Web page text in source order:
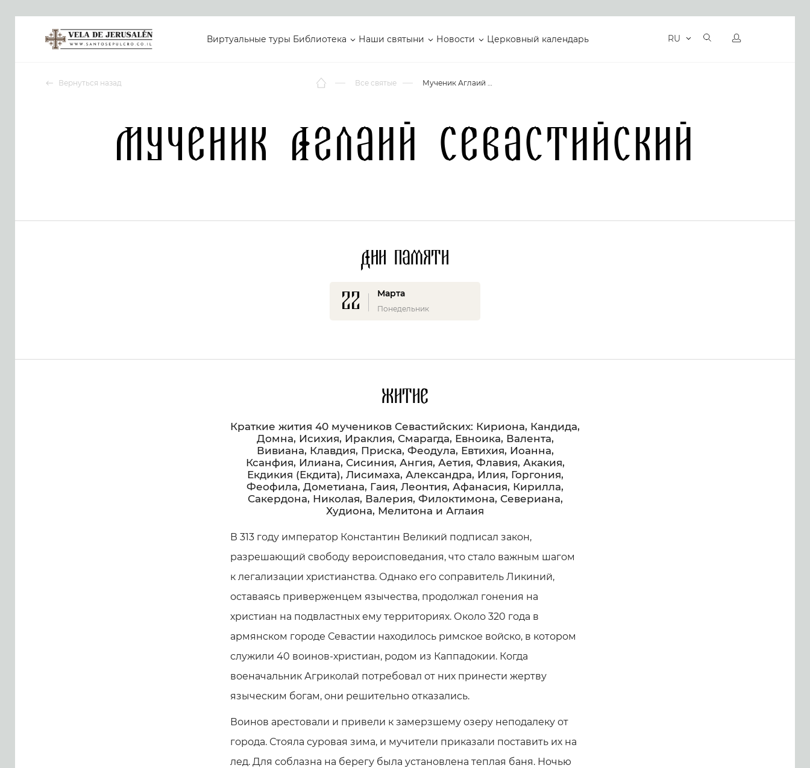
Виртуальные туры Библиотека Наши святыни Новости Церковный календарь RU
Вернуться назад Все святые Мученик Аглаий Севастийский
Мученик Аглаий Севастийский
Дни памяти
22 Марта
Понедельник
Житие
Краткие жития 40 мучеников Севастийских: Кириона, Кандида,
Домна, Исихия, Ираклия, Смарагда, Евноика, Валента,
Вивиана, Клавдия, Приска, Феодула, Евтихия, Иоанна,
Ксанфия, Илиана, Сисиния, Ангия, Аетия, Флавия, Акакия,
Екдикия (Екдита), Лисимаха, Александра, Илия, Горгония,
Феофила, Дометиана, Гаия, Леонтия, Афанасия, Кирилла,
Сакердона, Николая, Валерия, Филоктимона, Севериана,
Худиона, Мелитона и Аглаия
В 313 году император Константин Великий подписал закон,
разрешающий свободу вероисповедания, что стало важным шагом
к легализации христианства. Однако его соправитель Ликиний,
оставаясь приверженцем язычества, продолжал гонения на
христиан на подвластных ему территориях. Около 320 года в
армянском городе Севастии находилось римское войско, в котором
служили 40 воинов-христиан, родом из Каппадокии. Когда
военачальник Агриколай потребовал от них принести жертву
языческим богам, они решительно отказались.
Воинов арестовали и привели к замерзшему озеру неподалеку от
города. Стояла суровая зима, и мучители приказали поставить их на
лед. Для соблазна на берегу была установлена теплая баня. Ночью